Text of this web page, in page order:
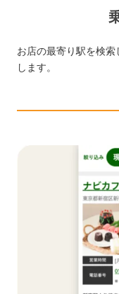
お店の最寄り駅を検
します。